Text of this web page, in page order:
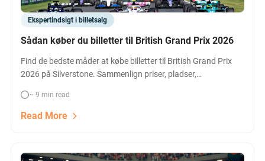
Ekspertindsigt i billetsalg
Sådan køber du billetter til British Grand Prix 2026
Find de bedste måder at købe billetter til British Grand Prix
2026 på Silverstone. Sammenlign priser, pladser,
uanset om du går efter lav pris, tribune, VIP eller komplette
pakkeløsninger!
~ 9 min read
Read More